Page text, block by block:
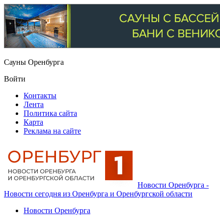
Сауны Оренбурга
Войти
Контакты
Лента
Политика сайта
Карта
Реклама на сайте
Новости Оренбурга -
Новости сегодня из Оренбурга и Оренбургской области
Новости Оренбурга